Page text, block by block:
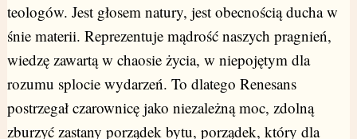
teologów. Jest głosem natury, jest obecnością ducha w
śnie materii. Reprezentuje mądrość naszych pragnień,
wiedzę zawartą w chaosie życia, w niepojętym dla
rozumu splocie wydarzeń. To dlatego Renesans
postrzegał czarownicę jako niezależną moc, zdolną
zburzyć zastany porządek bytu, porządek, który dla